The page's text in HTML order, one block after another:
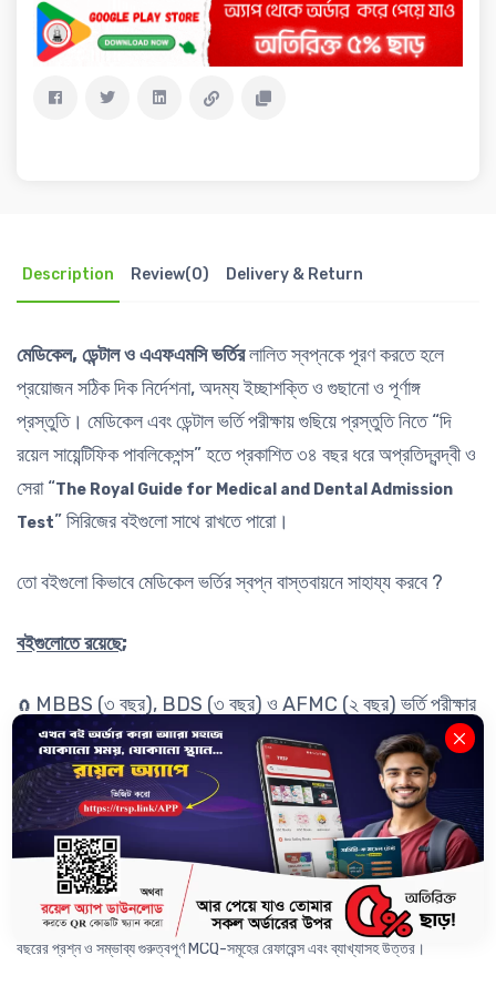
Description Review(0) Delivery & Return
মেডিকেল, ডেন্টাল ও এএফএমসি ভর্তিরলালিত স্বপ্নকে পূরণ করতে হলে
প্রয়োজন সঠিক দিক নির্দেশনা, অদম্য ইচ্ছাশক্তি ও গুছানো ও পূর্ণাঙ্গ
প্রস্তুতি। মেডিকেল এবং ডেন্টাল ভর্তি পরীক্ষায় গুছিয়ে প্রস্তুতি নিতে “দি
রয়েল সায়েন্টিফিক পাবলিকেশন্স” হতে প্রকাশিত ৩৪ বছর ধরে অপ্রতিদ্বন্দ্বী ও
সেরা “The Royal Guide for Medical and Dental Admission
Test” সিরিজের বইগুলো সাথে রাখতে পারো।
তো বইগুলো কিভাবে মেডিকেল ভর্তির স্বপ্ন বাস্তবায়নে সাহায্য করবে ?
বইগুলোতে রয়েছে;
🧲 MBBS (৩ বছর), BDS (৩ বছর) ও AFMC (২ বছর) ভর্তি পরীক্ষার
প্রশ্নপত্র ও উত্তর।
🧲 বিগত ৫ বছরের MBBS ভর্তি পরীক্ষার প্রশ্নের ব্যাখ্যাসহ উত্তর।
🧲ভর্তি পরীক্ষার জন্য গুরুত্বপূর্ণ বিষয়গুলো মনে রাখার সহজ Mnemonics ও টিপস ।
🧲 প্রতি অধ্যায়ের রয়েছে Concept Map, Glossary, Crash Course, বিগত ৩৩
বছরের প্রশ্ন ও সম্ভাব্য গুরুত্বপূর্ণ MCQ-সমূহের রেফারেন্স এবং ব্যাখ্যাসহ উত্তর।